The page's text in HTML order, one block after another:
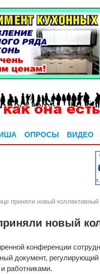
ОПРОСЫ ВИДЕО
приняли новый коллективный
новый
конференции
документ,
работниками.